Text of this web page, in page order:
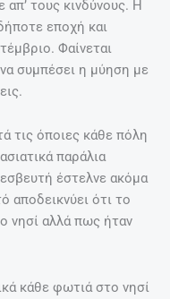
τους κινδύνους. H
εποχή και
Φαίνεται
συμπέσει η μύηση με
τις όποιες κάθε πόλη
παράλια
έστελνε ακόμα
αποδεικνύει ότι το
νησί αλλά πως ήταν
κάθε φωτιά στο νησί